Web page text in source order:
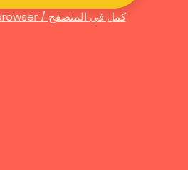
Continue in browser / كمل في المتصفح